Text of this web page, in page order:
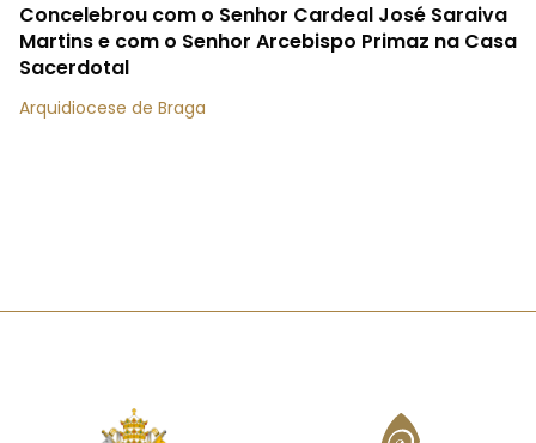
Concelebrou com o Senhor Cardeal José Saraiva
Martins e com o Senhor Arcebispo Primaz na Casa
Sacerdotal
Arquidiocese de Braga